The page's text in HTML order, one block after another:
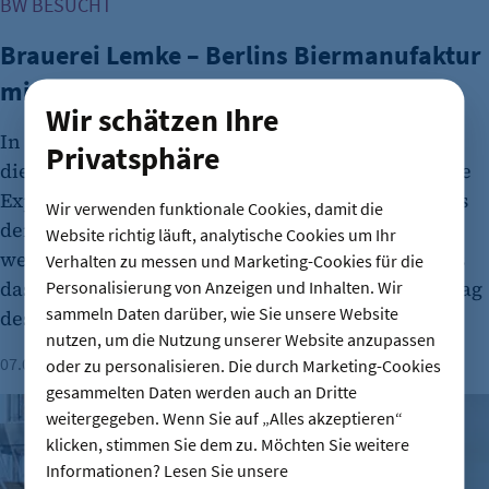
Wir schätzen Ihre
Privatsphäre
Wir verwenden funktionale Cookies, damit die
Website richtig läuft, analytische Cookies um Ihr
Verhalten zu messen und Marketing-Cookies für die
Personalisierung von Anzeigen und Inhalten. Wir
sammeln Daten darüber, wie Sie unsere Website
nutzen, um die Nutzung unserer Website anzupassen
oder zu personalisieren. Die durch Marketing-Cookies
gesammelten Daten werden auch an Dritte
weitergegeben. Wenn Sie auf „Alles akzeptieren“
klicken, stimmen Sie dem zu. Möchten Sie weitere
Informationen? Lesen Sie unsere
Brauerei Lemke – Berlins Biermanufaktur
mit ordentlich Ideen im Kessel
In elf S-Bahn-Bögen am Hackeschen Markt braut
die Berliner Brauerei seit über 25 Jahren Biere, die
Experimentierfreude und Tradition vereinen. Was
den Ansatz der Brauerei Lemke auszeichnet und
welche kulturelle Mission sie verfolgt, erzählt uns
das Team beim Ortstermin zum Internationalen Tag
des Bieres.
07.08.2026 Dauer: 4 Minuten Katrin Lohse
kukki Cocktail – eine „Schnapsidee“ entpuppt sich als